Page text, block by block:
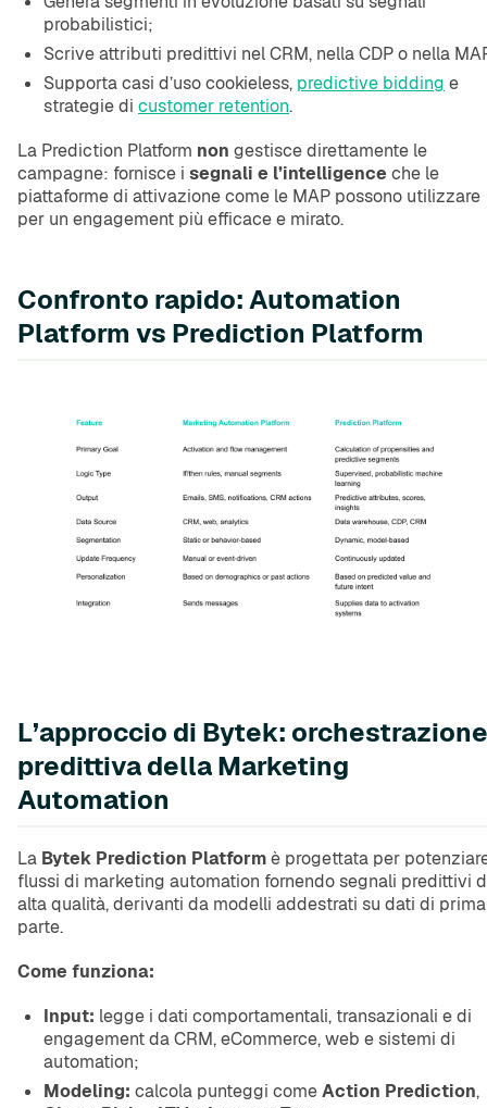
probabilistici;
Scrive attributi predittivi nel CRM, nella CDP o nella
Supporta casi d’uso cookieless, predictive bidding e
strategie di customer retention.
La Prediction Platform non gestisce direttamente le
campagne: fornisce i segnali e l’intelligence che le
piattaforme di attivazione come le MAP possono utilizzare
per un engagement più efficace e mirato.
Confronto rapido: Automation
Platform vs Prediction Platform
L’approccio di Bytek: orchestrazione
predittiva della Marketing
Automation
La Bytek Prediction Platformè progettata per
flussi di marketing automation fornendo segnali predittivi
alta qualità, derivanti da modelli addestrati su dati di prima
parte.
Come funziona:
Input: legge i dati comportamentali, transazionali e di
engagement da CRM, eCommerce, web e sistemi di
automation;
Modeling: calcola punteggi comeAction Prediction,